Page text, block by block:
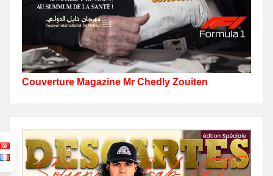
Couverture Magazine Mr Chedly Zouiten